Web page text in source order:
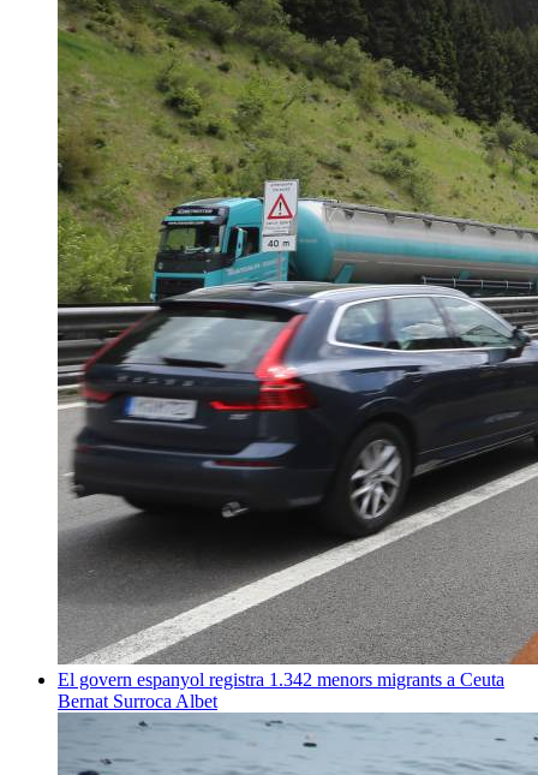
El govern espanyol registra 1.342 menors migrants a Ceuta
Bernat Surroca Albet